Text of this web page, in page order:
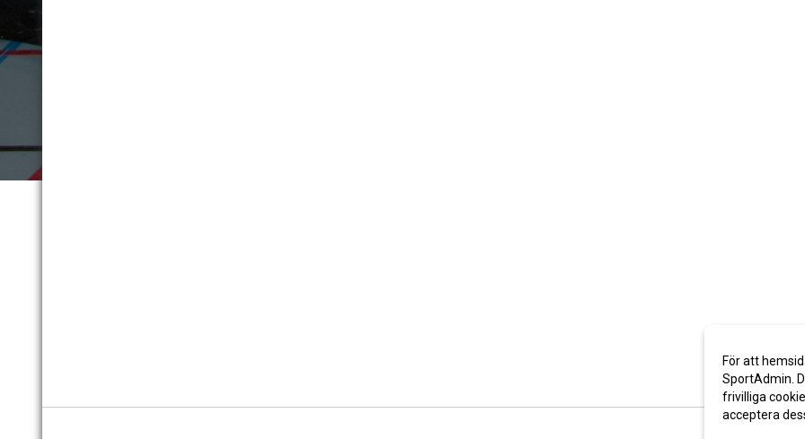
För att
SportAdmin.
frivilliga
acceptera